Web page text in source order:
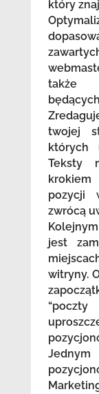
który
także
twojej
których
Teksty
pozycji
zwrócą
jest
witryny.